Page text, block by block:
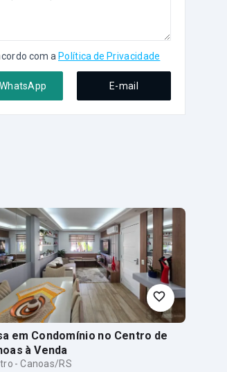
com a Política de Privacidade
WhatsApp E-mail
em Condomínio no Centro de
à Venda
- Canoas/RS